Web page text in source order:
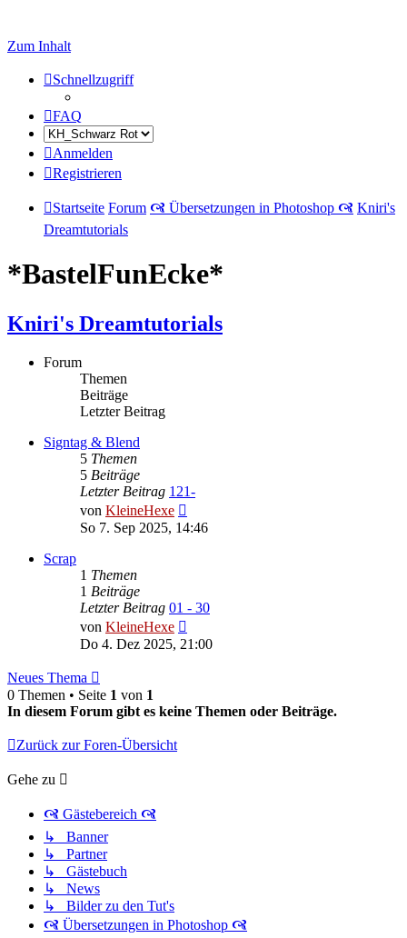
Zum Inhalt
Schnellzugriff
FAQ
Anmelden
Registrieren
Startseite Forum 🙧 Übersetzungen in Photoshop 🙧 Kniri's
Dreamtutorials
*BastelFunEcke*
Kniri's Dreamtutorials
Forum
Themen
Beiträge
Letzter Beitrag
Signtag & Blend
5 Themen
5 Beiträge
Letzter Beitrag 121-
von KleineHexe
Beitrag
So 7. Sep 2025, 14:46
Scrap
1 Themen
1 Beiträge
Letzter Beitrag 01 - 30
von KleineHexe
Beitrag
Do 4. Dez 2025, 21:00
Neues Thema
0 Themen • Seite 1 von 1
In diesem Forum gibt es keine Themen oder Beiträge.
Zurück zur Foren-Übersicht
Gehe zu
🙧 Gästebereich 🙧
↳ Banner
↳ Partner
↳ Gästebuch
↳ News
↳ Bilder zu den Tut's
🙧 Übersetzungen in Photoshop 🙧